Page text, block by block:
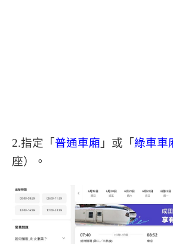
2.指定「 普通車廂 」或「 綠車車
座）。